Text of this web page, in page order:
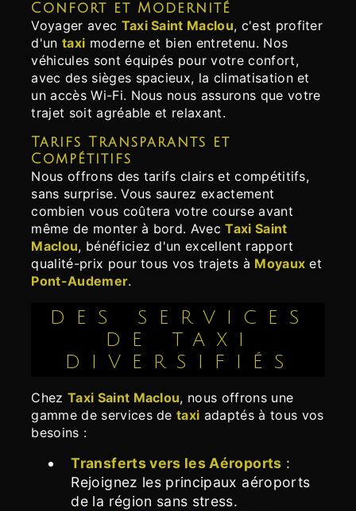
Confort et Modernité
Voyager avec Taxi Saint Maclou, c'est profiter
d'un taxi moderne et bien entretenu. Nos
véhicules sont équipés pour votre confort,
avec des sièges spacieux, la climatisation et
un accès Wi-Fi. Nous nous assurons que votre
trajet soit agréable et relaxant.
Tarifs Transparants et
Compétitifs
Nous offrons des tarifs clairs et compétitifs,
sans surprise. Vous saurez exactement
combien vous coûtera votre course avant
même de monter à bord. AvecTaxi Saint
Maclou, bénéficiez d'un excellent rapport
qualité-prix pour tous vos trajets à Moyaux et
Pont-Audemer.
DES SERVICES
DE TAXI
DIVERSIFIÉS
Chez Taxi Saint Maclou, nous offrons une
gamme de services detaxi adaptés à tous vos
besoins :
Transferts vers les Aéroports :
Rejoignez les principaux aéroports
de la région sans stress.